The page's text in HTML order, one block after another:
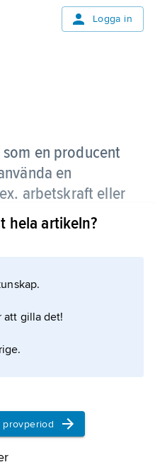
Logga in
en producent
en
arbetskraft eller
av löner och
som
hela artikeln?
att gilla det!
provperiod